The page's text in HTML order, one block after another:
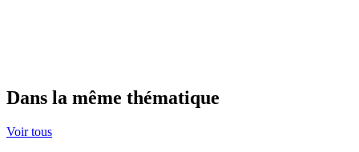
Dans la même thématique
Voir tous